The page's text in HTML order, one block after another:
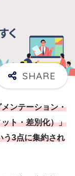
ンテーション・
ト・差別化）」
う3点に集約され